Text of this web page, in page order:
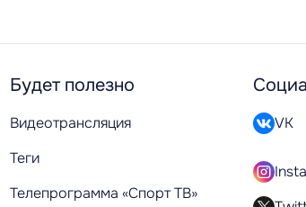
Будет полезно
Видеотрансляция
Теги
Телепрограмма «Спорт ТВ»
VK